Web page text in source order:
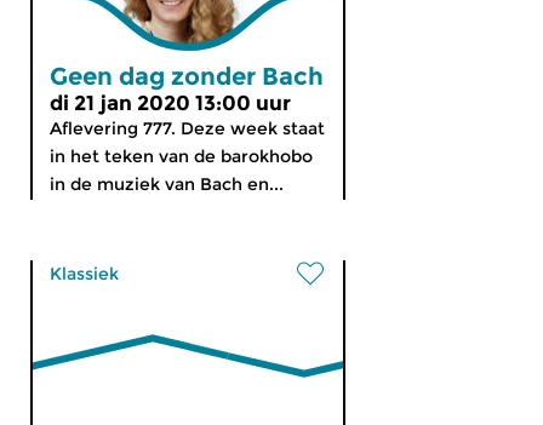
Geen dag zonder Bach
di 21 jan 2020 13:00 uur
Aflevering 777. Deze week staat
in het teken van de barokhobo
in de muziek van Bach en...
Klassiek